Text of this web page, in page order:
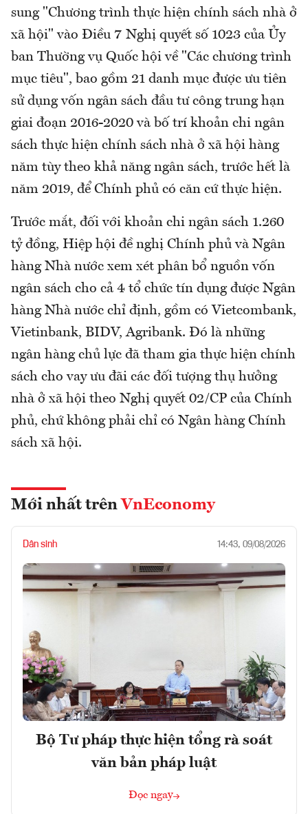
sung "Chương trình thực hiện chính sách nhà ở
xã hội" vào Điều 7 Nghị quyết số 1023 của Ủy
ban Thường vụ Quốc hội về "Các chương trình
mục tiêu", bao gồm 21 danh mục được ưu tiên
sử dụng vốn ngân sách đầu tư công trung hạn
giai đoạn 2016-2020 và bố trí khoản chi ngân
sách thực hiện chính sách nhà ở xã hội hàng
năm tùy theo khả năng ngân sách, trước hết là
năm 2019, để Chính phủ có căn cứ thực hiện.
Trước mắt, đối với khoản chi ngân sách 1.260
tỷ đồng, Hiệp hội đề nghị Chính phủ và Ngân
hàng Nhà nước xem xét phân bổ nguồn vốn
ngân sách cho cả 4 tổ chức tín dụng được Ngân
hàng Nhà nước chỉ định, gồm có Vietcombank,
Vietinbank, BIDV, Agribank. Đó là những
ngân hàng chủ lực đã tham gia thực hiện chính
sách cho vay ưu đãi các đối tượng thụ hưởng
nhà ở xã hội theo Nghị quyết 02/CP của Chính
phủ, chứ không phải chỉ có Ngân hàng Chính
sách xã hội.
Mới nhất trên VnEconomy
Dân sinh 14:43, 09/08/2026
Bộ Tư pháp thực hiện tổng rà soát
văn bản pháp luật
Đọc ngay